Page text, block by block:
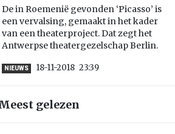
De in Roemenië gevonden ‘Picasso’ is
een vervalsing, gemaakt in het kader
van een theaterproject. Dat zegt het
Antwerpse theatergezelschap Berlin.
NIEUWS 18-11-2018 23:39
gelezen